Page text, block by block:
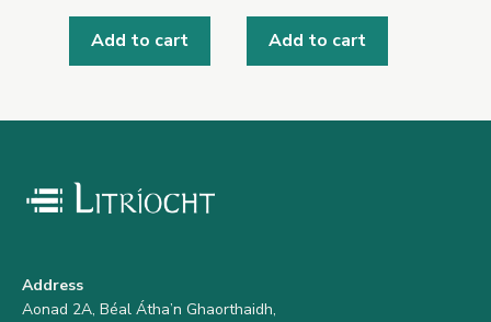
Add to cart Add to cart
Address
Aonad 2A, Béal Átha’n Ghaorthaidh,